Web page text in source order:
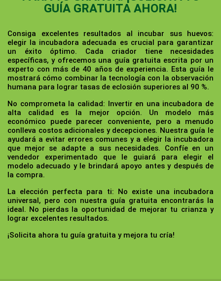
GUÍA GRATUITA AHORA!
Consiga excelentes resultados al incubar sus huevos:
elegir la incubadora adecuada es crucial para garantizar
un éxito óptimo. Cada criador tiene necesidades
específicas, y ofrecemos una guía gratuita escrita por un
experto con más de 40 años de experiencia. Esta guía le
mostrará cómo combinar la tecnología con la observación
humana para lograr tasas de eclosión superiores al 90 %.
No comprometa la calidad: Invertir en una incubadora de
alta calidad es la mejor opción. Un modelo más
económico puede parecer conveniente, pero a menudo
conlleva costos adicionales y decepciones. Nuestra guía le
ayudará a evitar errores comunes y a elegir la incubadora
que mejor se adapte a sus necesidades. Confíe en un
vendedor experimentado que le guiará para elegir el
modelo adecuado y le brindará apoyo antes y después de
la compra.
La elección perfecta para ti: No existe una incubadora
universal, pero con nuestra guía gratuita encontrarás la
ideal. No pierdas la oportunidad de mejorar tu crianza y
lograr excelentes resultados.
¡Solicita ahora tu guía gratuita y mejora tu cría!